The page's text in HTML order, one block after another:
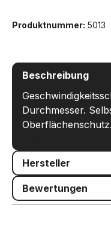
Produktnummer: 5013
Beschreibung
Durchmesser.
Hersteller
Bewertungen